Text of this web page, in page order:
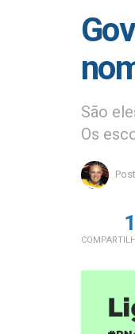
São
Os
1